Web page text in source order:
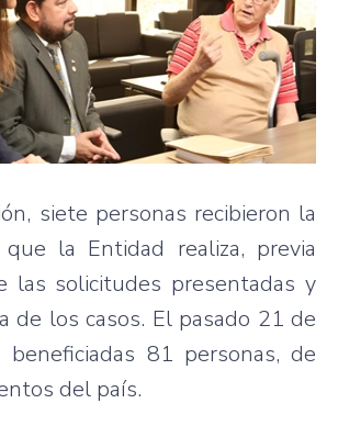
siete personas recibieron la
la Entidad realiza, previa
las solicitudes presentadas y
de los casos. El pasado 21 de
81 personas, de
del país.